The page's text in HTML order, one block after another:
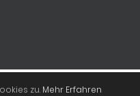
zu. Mehr Erfahren